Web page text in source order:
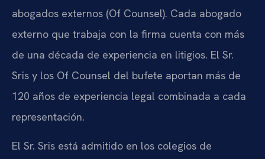
abogados externos (Of Counsel). Cada abogado
externo que trabaja con la firma cuenta con más
de una década de experiencia en litigios. El Sr.
Sris y los Of Counsel del bufete aportan más de
120 años de experiencia legal combinada a cada
representación.
El Sr. Sris está admitido en los colegios de